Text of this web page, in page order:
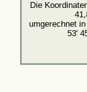
Die
umgerechnet
53'